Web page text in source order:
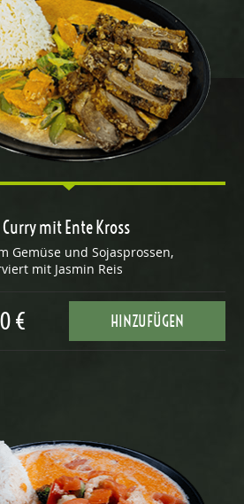
Curry mit Ente Kross
Gemüse und Sojasprossen,
mit Jasmin Reis
€ HINZUFÜGEN